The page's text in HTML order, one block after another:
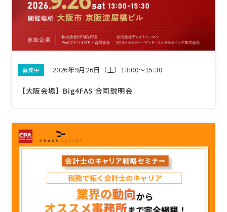
募集中 2026年9月26日（土）13:00〜15:30
【大阪会場】Big4FAS 合同説明会